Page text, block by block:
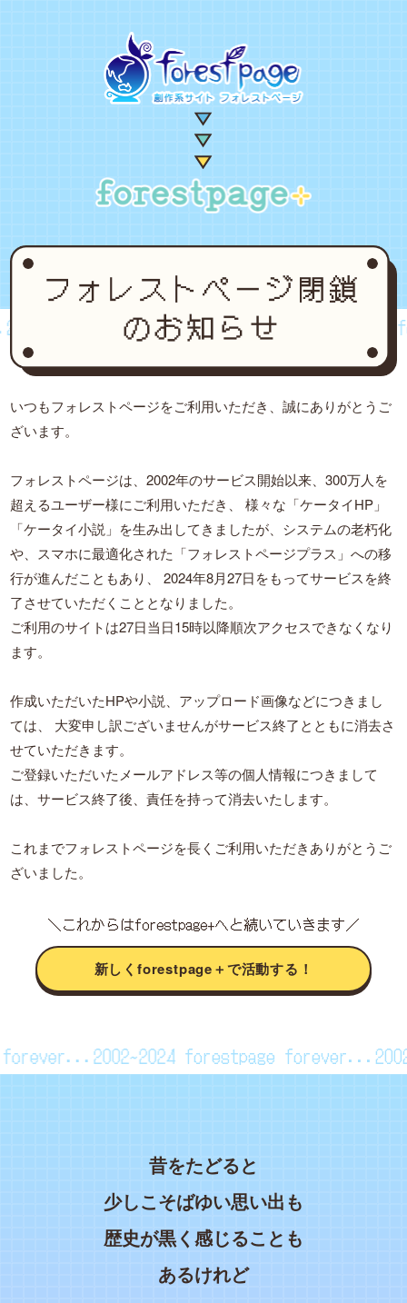
forestpage forever...2002~2024
いつもフォレストページをご利用いただき、誠にありがとうご
ざいます。
フォレストページは、2002年のサービス開始以来、300万人を
超えるユーザー様にご利用いただき、
様々な「ケータイHP」
「ケータイ小説」を生み出してきましたが、システムの老朽化
や、スマホに最適化された「フォレストページプラス」への移
行が進んだこともあり、
2024年8月27日をもってサービスを終
了させていただくこととなりました。
ご利用のサイトは27日当日15時以降順次アクセスできなくなり
ます。
作成いただいたHPや小説、アップロード画像などにつきまし
ては、
大変申し訳ございませんがサービス終了とともに消去さ
せていただきます。
ご登録いただいたメールアドレス等の個人情報につきまして
は、サービス終了後、責任を持って消去いたします。
これまでフォレストページを長くご利用いただきありがとうご
ざいました。
＼これからはforestpage+へと続いていきます／
新しくforestpage＋で活動する！
forever...2002~2024 forestpage
昔をたどると
少しこそばゆい思い出も
歴史が黒く感じることも
あるけれど